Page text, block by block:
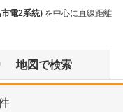
電2系統) を中心に直線距離
地図で検索